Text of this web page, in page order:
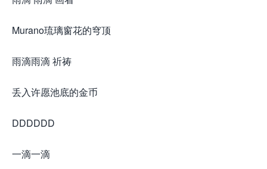
Murano琉璃窗花的穹顶
雨滴雨滴 祈祷
丢入许愿池底的金币
DDDDDD
一滴一滴